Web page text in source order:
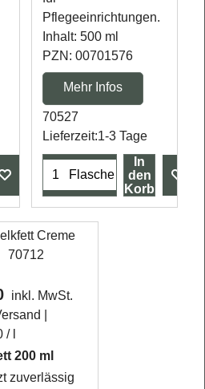
Pflegeeinrichtungen.
Inhalt: 500 ml
PZN: 00701576
Mehr Infos
70527
Lieferzeit:1-3 Tage
Flasche
In
den
Korb
inkl. MwSt.
/ l
200 ml
zuverlässig